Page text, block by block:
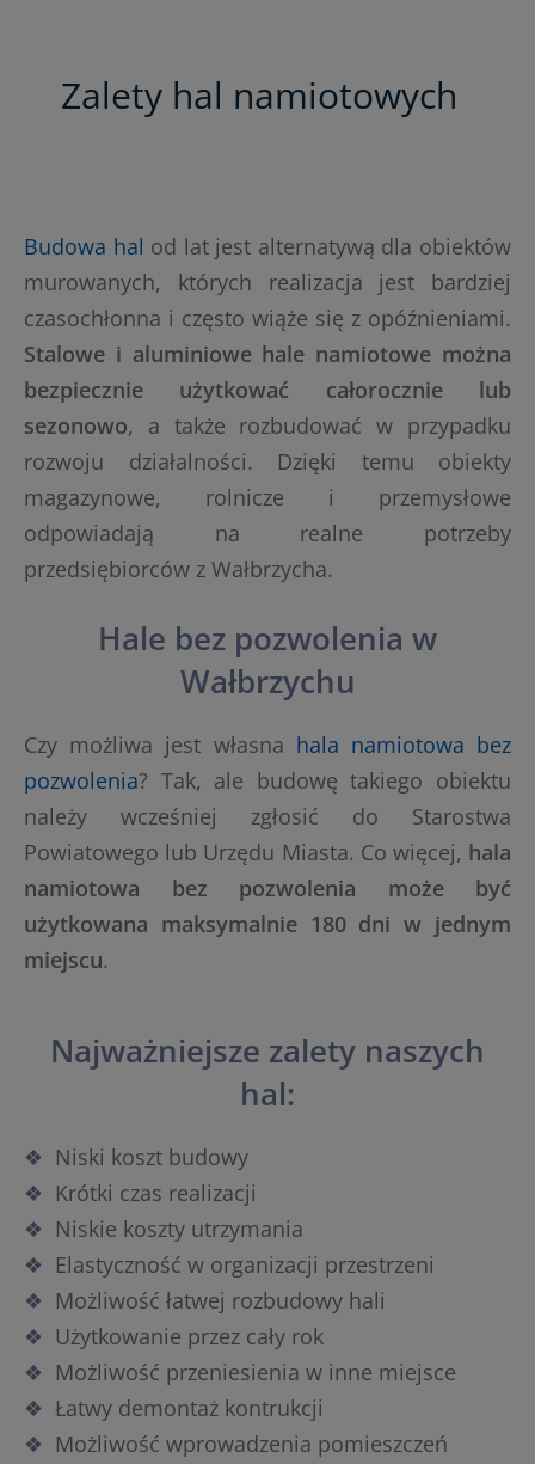
Zalety hal namiotowych
Budowa hal od lat jest alternatywą dla obiektów
murowanych, których realizacja jest bardziej
czasochłonna i często wiąże się z opóźnieniami.
Stalowe i aluminiowe hale namiotowe można
bezpiecznie użytkować całorocznie lub
sezonowo, a także rozbudować w przypadku
rozwoju działalności. Dzięki temu obiekty
magazynowe, rolnicze i przemysłowe
odpowiadają na realne potrzeby
przedsiębiorców z Wałbrzycha.
Hale bez pozwolenia w
Wałbrzychu
Czy możliwa jest własna hala namiotowa bez
pozwolenia? Tak, ale budowę takiego obiektu
należy wcześniej zgłosić do Starostwa
Powiatowego lub Urzędu Miasta. Co więcej, hala
namiotowa bez pozwolenia może być
użytkowana maksymalnie 180 dni w jednym
miejscu.
Najważniejsze zalety naszych
hal:
Niski koszt budowy
Krótki czas realizacji
Niskie koszty utrzymania
Elastyczność w organizacji przestrzeni
Możliwość łatwej rozbudowy hali
Użytkowanie przez cały rok
Możliwość przeniesienia w inne miejsce
Łatwy demontaż kontrukcji
Możliwość wprowadzenia pomieszczeń